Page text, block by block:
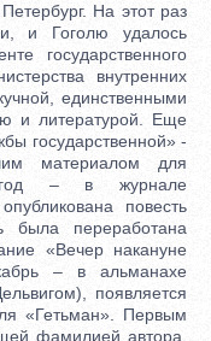
На этот раз
и Гоголю удалось
государственного
внутренних
единственными
и литературой. Еще
государственной» -
материалом для
год – в журнале
повесть
была переработана
«Вечер накануне
– в альманахе
появляется
«Гетьман». Первым
фамилией автора,